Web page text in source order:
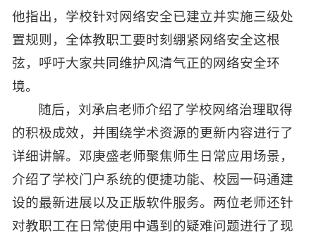
他指出，学校针对网络安全已建立并实施三级处
置规则，全体教职工要时刻绷紧网络安全这根
弦，呼吁大家共同维护风清气正的网络安全环
境。
随后，刘承启老师介绍了学校网络治理取得
的积极成效，并围绕学术资源的更新内容进行了
详细讲解。邓庚盛老师聚焦师生日常应用场景，
介绍了学校门户系统的便捷功能、校园一码通建
设的最新进展以及正版软件服务。两位老师还针
对教职工在日常使用中遇到的疑难问题进行了现